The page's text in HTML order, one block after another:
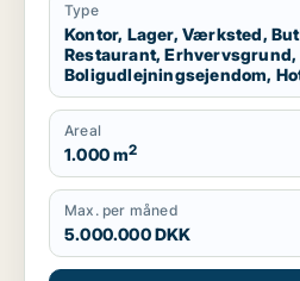
Type
Kontor, Lager, Værksted,
Restaurant, Erhvervsgrund,
Boligudlejningsejendom,
Produktionslokaler, Garage
Areal
1.000 m2
Max. per måned
5.000.000 DKK